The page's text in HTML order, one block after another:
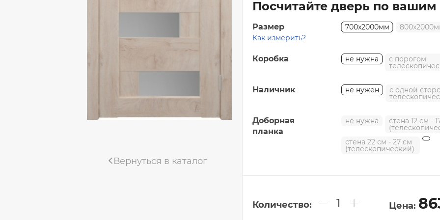
Коллекция «Мадрид»
Uberture коллекция «TAMBURAT»
Коллекция "Мегаполис Эко-вуд"
Коллекция "СКАНДИ"
Коллекция "ИКС-ЛАЙН"
Коллекция "ПРЕМЬЕР"
Коллекция "АЛЬТО"
Коллекция "Фрезерованные полотна"
Коллекция "ИНВИЗИБЛ"
Вернуться в каталог
Посчитайте дверь по
Размер
Как измерить?
700x2000мм
Коробка не нужна с порогом
Наличник не нужен с одной
Доборная
планка
не нужна стена 12 см -
стена 22 см - 27 см
(телескопический)
Количество: Цена: